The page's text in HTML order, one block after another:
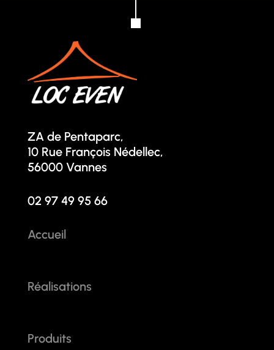
ZA de Pentaparc,
10 Rue François Nédellec,
56000 Vannes
02 97 49 95 66
Accueil
Réalisations
Produits